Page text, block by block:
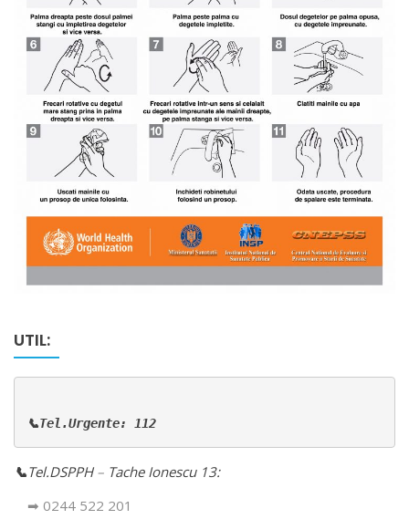
UTIL:
📞Tel.Urgente: 112
📞Tel.DSPPH – Tache Ionescu 13:
➡ 0244 522 201